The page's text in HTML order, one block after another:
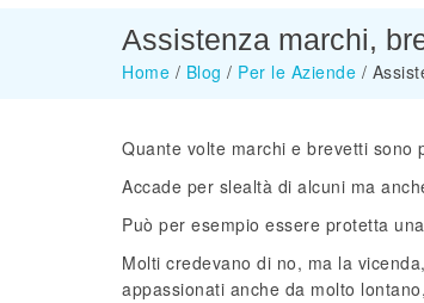
Assistenza marchi,
Home / Blog / Per le Aziende /
Quante volte marchi e brevetti sono
Accade per slealtà di alcuni ma
Può per esempio essere protetta
Molti credevano di no, ma la
appassionati anche da molto